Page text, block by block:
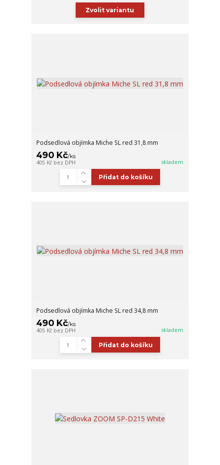
Zvolit variantu
Podsedlová objímka Miche SL red 31,8 mm
490 Kč/ks
405 Kč bez DPH skladem
Přidat do košíku
Podsedlová objímka Miche SL red 34,8 mm
490 Kč/ks
405 Kč bez DPH skladem
Přidat do košíku